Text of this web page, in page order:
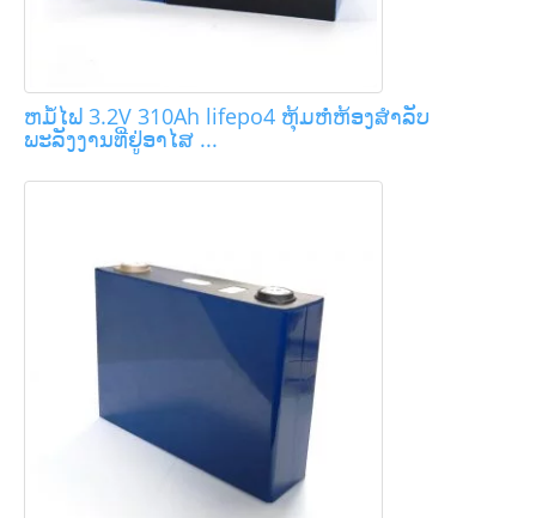
ຫມໍ້ໄຟ 3.2V 310Ah lifepo4 ຫຸ້ມຫໍ່ຫ້ອງສໍາລັບ
ພະລັງງານທີ່ຢູ່ອາໄສ ...